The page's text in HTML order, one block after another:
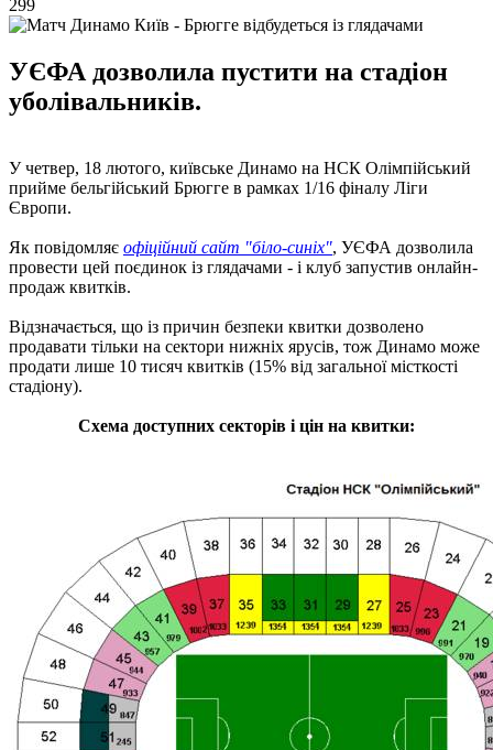
299
УЄФА дозволила пустити на стадіон
уболівальників.
У четвер, 18 лютого, київське Динамо на НСК Олімпійський
прийме бельгійський Брюгге в рамках 1/16 фіналу Ліги
Європи.
Як повідомляє офіційний сайт "біло-синіх", УЄФА дозволила
провести цей поєдинок із глядачами - і клуб запустив онлайн-
продаж квитків.
Відзначається, що із причин безпеки квитки дозволено
продавати тільки на сектори нижніх ярусів, тож Динамо може
продати лише 10 тисяч квитків (15% від загальної місткості
стадіону).
Схема доступних секторів і цін на квитки: